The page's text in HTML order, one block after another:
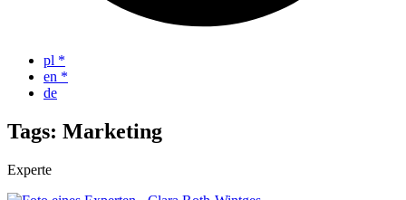
pl *
en *
de
Tags: Marketing
Experte